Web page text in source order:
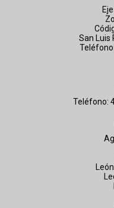
San Luis
Teléfono: